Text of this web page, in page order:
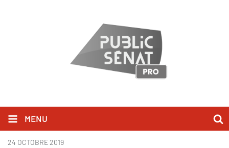
MENU
Christiane Lambert.png
24 OCTOBRE 2019